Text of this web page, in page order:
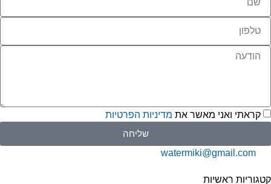
קראתי ואני מאשר אתמדיניות הפרטיות
שליחה
watermiki@gmail.com
ראשיות